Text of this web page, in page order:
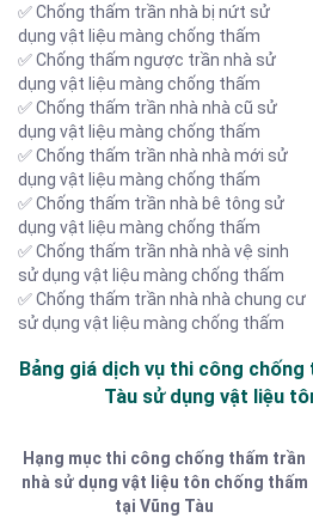
✅ Chống thấm trần nhà bị nứt sử
dụng vật liệu màng chống thấm
✅ Chống thấm ngược trần nhà sử
dụng vật liệu màng chống thấm
✅ Chống thấm trần nhà nhà cũ sử
dụng vật liệu màng chống thấm
✅ Chống thấm trần nhà nhà mới sử
dụng vật liệu màng chống thấm
✅ Chống thấm trần nhà bê tông sử
dụng vật liệu màng chống thấm
✅ Chống thấm trần nhà nhà vệ sinh
sử dụng vật liệu màng chống thấm
✅ Chống thấm trần nhà nhà chung cư
sử dụng vật liệu màng chống thấm
Bảng giá dịch vụ thi công
Tàu sử dụng vật liệu
Hạng mục thi công chống thấm trần
nhà sử dụng vật liệu tôn chống thấm
tại Vũng Tàu